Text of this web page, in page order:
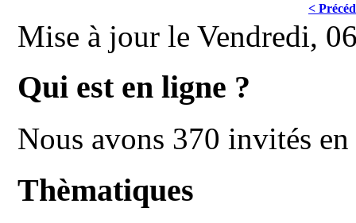
<
Mise à jour le Vendredi,
Qui est en ligne ?
Nous avons 370 invités
Thèmatiques